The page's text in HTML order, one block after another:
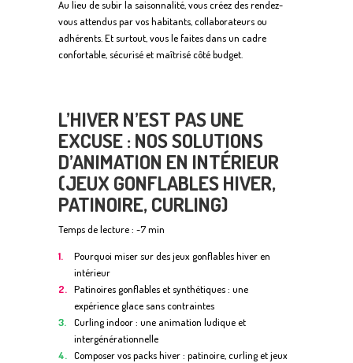
Au lieu de subir la saisonnalité, vous créez des rendez-
vous attendus par vos habitants, collaborateurs ou
adhérents. Et surtout, vous le faites dans un cadre
confortable, sécurisé et maîtrisé côté budget.
L’HIVER N’EST PAS UNE
EXCUSE : NOS SOLUTIONS
D’ANIMATION EN INTÉRIEUR
(JEUX GONFLABLES HIVER,
PATINOIRE, CURLING)
Temps de lecture : ~7 min
Pourquoi miser sur des jeux gonflables hiver en
intérieur
Patinoires gonflables et synthétiques : une
expérience glace sans contraintes
Curling indoor : une animation ludique et
intergénérationnelle
Composer vos packs hiver : patinoire, curling et jeux